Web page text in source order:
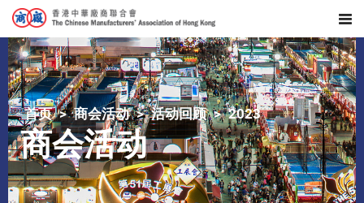
首页 商会活动 活动回顾 2023
商会活动